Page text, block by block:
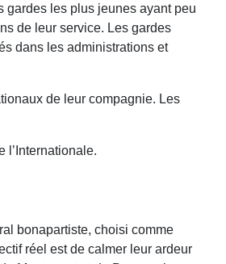
gardes les plus jeunes ayant peu
de leur service. Les gardes
dans les administrations et
de leur compagnie. Les
l’Internationale.
bonapartiste, choisi comme
réel est de calmer leur ardeur